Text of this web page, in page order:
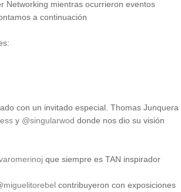
Networking mientras ocurrieron eventos
a continuación
con un invitado especial. Thomas Junquera
y @singularwod donde nos dio su visión
que siempre es TAN inspirador
contribuyeron con exposiciones